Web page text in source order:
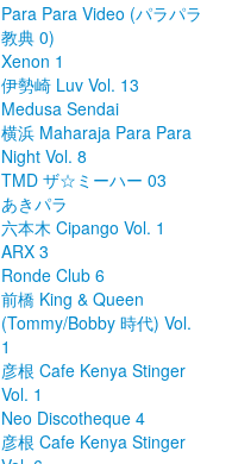
Para Para Video (パラパラ
教典 0)
Xenon 1
伊勢崎 Luv Vol. 13
Medusa Sendai
横浜 Maharaja Para Para
Night Vol. 8
TMD ザ☆ミーハー 03
あきパラ
六本木 Cipango Vol. 1
ARX 3
Ronde Club 6
前橋 King & Queen
(Tommy/Bobby 時代) Vol.
1
彦根 Cafe Kenya Stinger
Vol. 1
Neo Discotheque 4
彦根 Cafe Kenya Stinger